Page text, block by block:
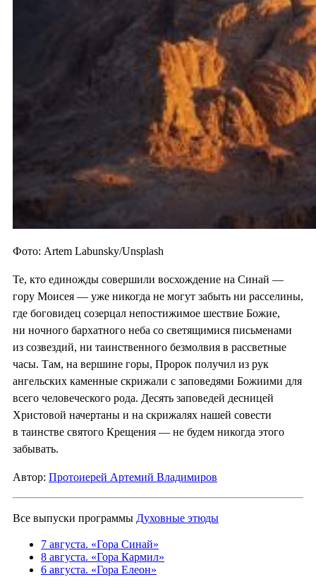
Фото: Artem Labunsky/Unsplash
Те, кто единожды совершили восхождение на Синай —
гору Моисея — уже никогда не могут забыть ни расселины,
где боговидец созерцал непостижимое шествие Божие,
ни ночного бархатного неба со светящимися письменами
из созвездий, ни таинственного безмолвия в рассветные
часы. Там, на вершине горы, Пророк получил из рук
ангельских каменные скрижали с заповедями Божиими для
всего человеческого рода. Десять заповедей десницей
Христовой начертаны и на скрижалях нашей совести
в таинстве святого Крещения — не будем никогда этого
забывать.
Автор: Протоиерей Артемий Владимиров
Все выпуски программы Духовные этюды
7 августа. «Гора Синай»
8 августа. «Гора Кармил»
6 августа. «Гора Елеон»